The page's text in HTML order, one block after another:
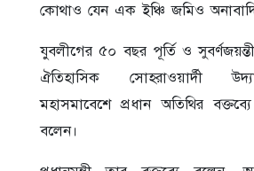
কোথাও যেন এক ইঞ্চি জমিও
যুবলীগের ৫০ বছর পূর্তি ও
ঐতিহাসিক সোহরাওয়ার্দী
মহাসমাবেশে প্রধান অতিথির
বলেন।